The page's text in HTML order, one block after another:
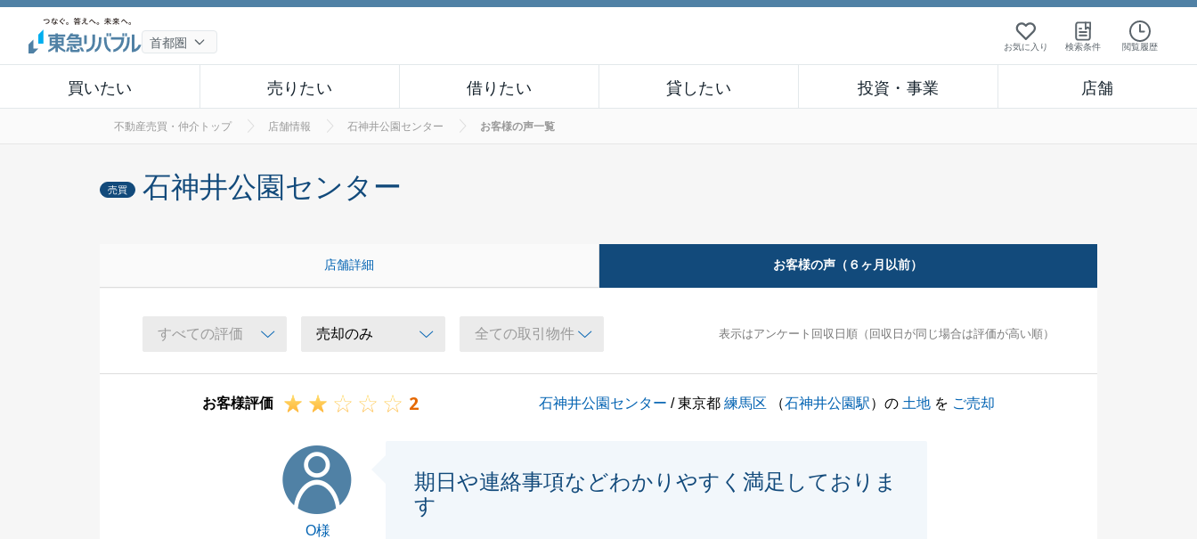
お気に入り 検索条件 閲覧履歴
買いたい 売りたい 借りたい 貸したい 投資・事業 店舗
不動産売買・仲介トップ 店舗情報 石神井公園センター お客様の声一覧
売買 石神井公園センター
店舗詳細 お客様の声（６ヶ月以前）
表示はアンケート回収日順（回収日が同じ場合は評価が高い順）
お客様評価 2 石神井公園センター / 東京都練馬区 （石神井公園駅）の 土地 を ご売却
O様
期日や連絡事項などわかりやすく満足しておりま
す